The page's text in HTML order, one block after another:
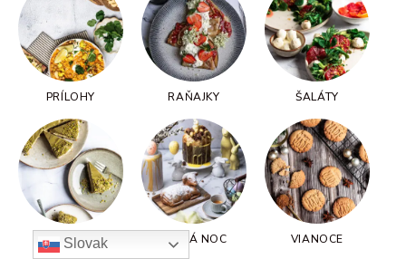
PRÍLOHY RAŇAJKY ŠALÁTY
SLADKÉ VEĽKÁ NOC VIANOCE
Slovak